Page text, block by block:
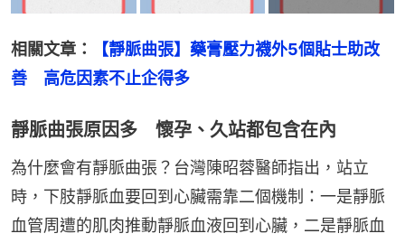
相關文章：
【靜脈曲張】藥膏壓力襪外5個貼士助改
善　高危因素不止企得多
靜脈曲張原因多 懷孕、久站都包含在內
為什麼會有靜脈曲張？台灣陳昭蓉醫師指出，站立
時，下肢靜脈血要回到心臟需靠二個機制：一是靜脈
血管周遭的肌肉推動靜脈血液回到心臟，二是靜脈血